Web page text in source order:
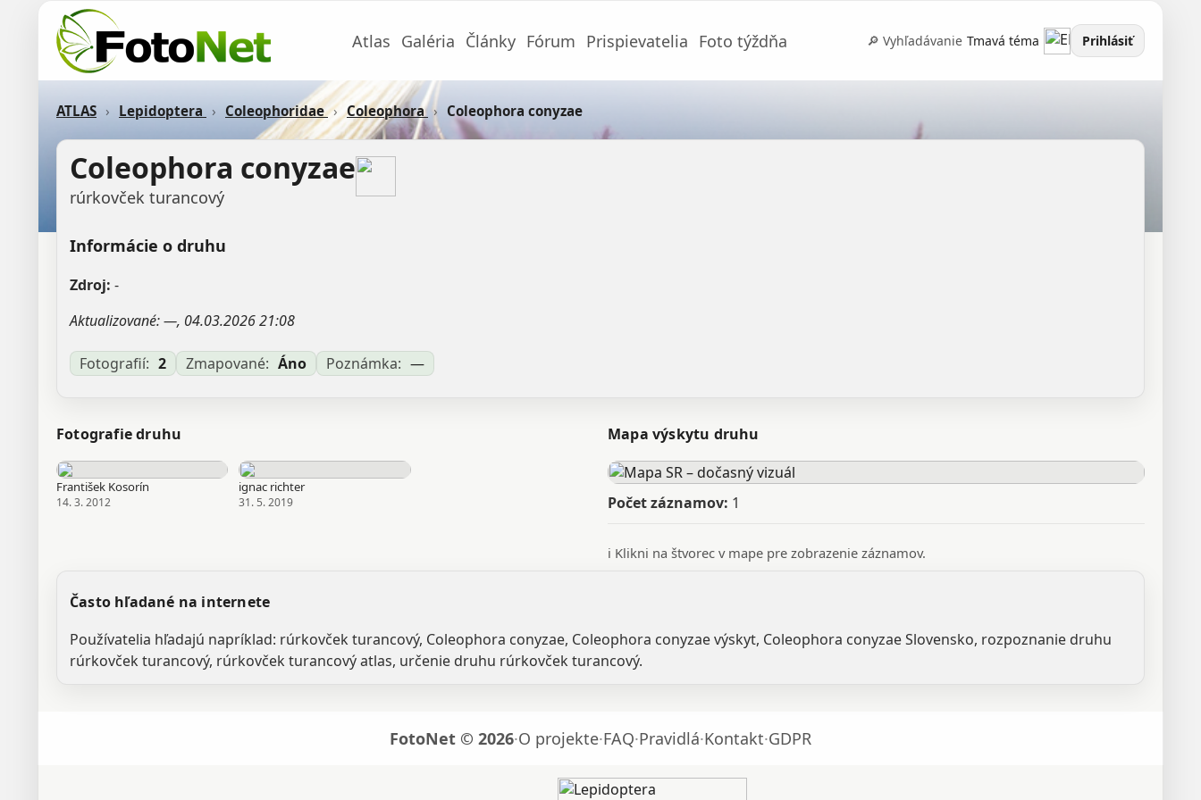
Atlas Galéria Články Fórum Prispievatelia Foto týždňa 🔎 Vyhľadávanie Tmavá téma Prihlásiť
ATLAS › Lepidoptera › Coleophoridae › Coleophora › Coleophora conyzae
Coleophora conyzae
rúrkovček turancový
Informácie o druhu
Zdroj: -
Aktualizované: —, 04.03.2026 21:08
Fotografií: 2 Zmapované: Áno Poznámka: —
Fotografie druhu
František Kosorín
14. 3. 2012
ignac richter
31. 5. 2019
Mapa výskytu druhu
Počet záznamov: 1
ℹ️ Klikni na štvorec v mape pre zobrazenie záznamov.
Často hľadané na internete
Používatelia hľadajú napríklad: rúrkovček turancový, Coleophora conyzae, Coleophora conyzae výskyt, Coleophora conyzae Slovensko, rozpoznanie druhu
rúrkovček turancový, rúrkovček turancový atlas, určenie druhu rúrkovček turancový.
FotoNet © 2026·O projekte·FAQ·Pravidlá·Kontakt·GDPR